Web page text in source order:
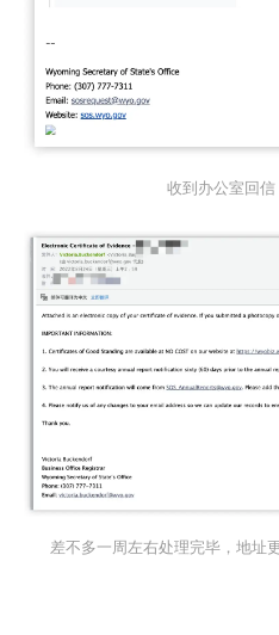
收到办公室回
差不多一周左右处理完毕，地址